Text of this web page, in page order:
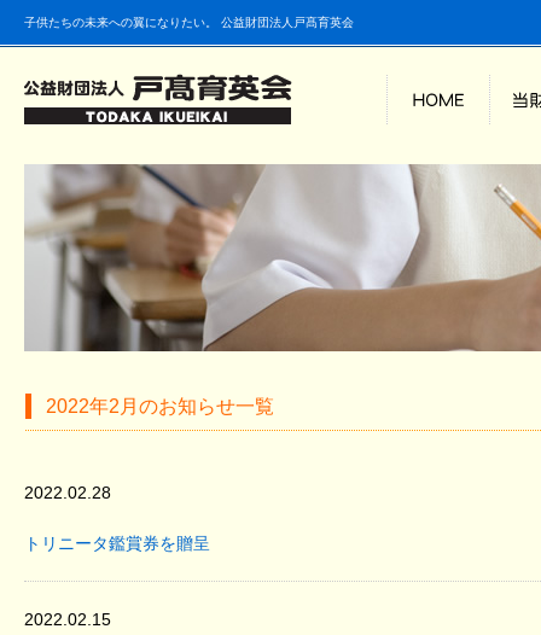
子供たちの未来への翼になりたい。 公益財団法人戸髙育英会
2022年2月のお知らせ一覧
2022.02.28
トリニータ鑑賞券を贈呈
2022.02.15